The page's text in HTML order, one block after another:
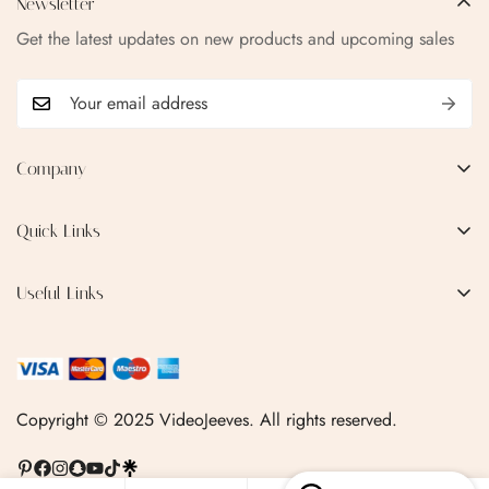
Company
Quick Links
Contact Us
Useful Links
Terms & Conditions
FAQ
Linktr.ee
Get the latest updates on new products and upcoming sales
Copyright © 2025 VideoJeeves. All rights reserved.